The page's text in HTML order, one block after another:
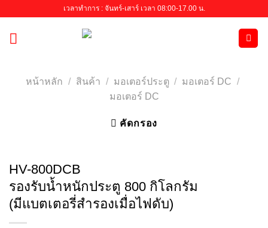
content
เวลาทำการ : จันทร์-เสาร์ เวลา 08:00-17.00 น.
หน้าหลัก / สินค้า / มอเตอร์ประตู / มอเตอร์ DC /
มอเตอร์ DC
คัดกรอง
HV-800DCB
รองรับน้ำหนักประตู 800 กิโลกรัม
(มีแบตเตอรี่สำรองเมื่อไฟดับ)